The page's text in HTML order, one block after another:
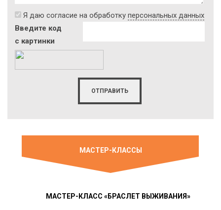
Я даю согласие на обработку персональных данных
Введите код
с картинки
МАСТЕР-КЛАССЫ
МАСТЕР-КЛАСС «БРАСЛЕТ ВЫЖИВАНИЯ»